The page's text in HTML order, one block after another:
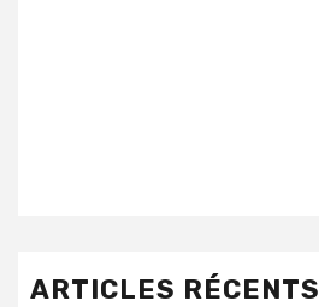
ARTICLES RÉCENTS